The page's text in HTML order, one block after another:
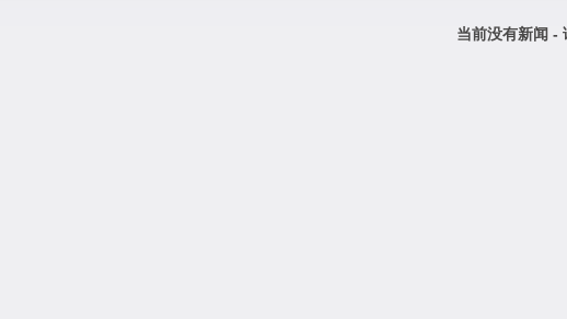
当前没有新闻 -